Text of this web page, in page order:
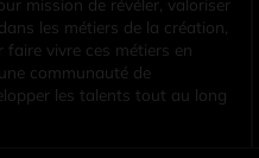
mission de révéler, valoriser
les métiers de la création,
faire vivre ces métiers en
communauté de
les talents tout au long